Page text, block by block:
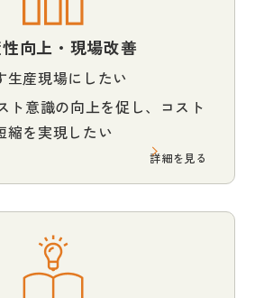
向上・現場改善
生産現場にしたい
ト意識の向上を促し、コスト
縮を実現したい
詳細を見る